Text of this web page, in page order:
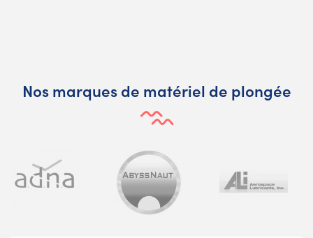
Nos marques de matériel de plongée